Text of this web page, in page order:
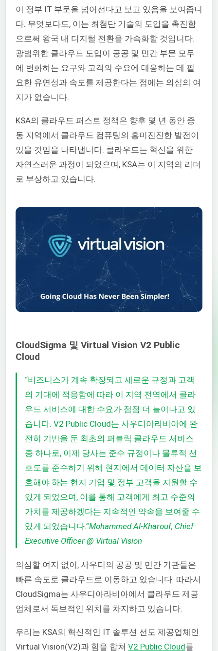
이 정부 IT 부문을 넘어선다고 보고 있음을 보여줍니
다. 무엇보다도, 이는 최첨단 기술의 도입을 촉진함
으로써 왕국 내 디지털 전환을 가속화할 것입니다.
광범위한 클라우드 도입이 공공 및 민간 부문 모두
에 변화하는 요구와 고객의 수요에 대응하는 데 필
요한 유연성과 속도를 제공한다는 점에는 의심의 여
지가 없습니다.
KSA의 클라우드 퍼스트 정책은 향후 몇 년 동안 중
동 지역에서 클라우드 컴퓨팅의 흥미진진한 발전이
있을 것임을 나타냅니다. 클라우드는 혁신을 위한
자연스러운 과정이 되었으며, KSA는 이 지역의 리더
로 부상하고 있습니다.
CloudSigma 및 Virtual Vision V2 Public
Cloud
“비즈니스가 계속 확장되고 새로운 규정과 고객
의 기대에 적응함에 따라 이 지역 전역에서 클라
우드 서비스에 대한 수요가 점점 더 늘어나고 있
습니다. V2 Public Cloud는 사우디아라비아에 완
전히 기반을 둔 최초의 퍼블릭 클라우드 서비스
중 하나로, 이제 당사는 준수 규정이나 물류적 선
호도를 준수하기 위해 현지에서 데이터 자산을 보
호해야 하는 현지 기업 및 정부 고객을 지원할 수
있게 되었으며, 이를 통해 고객에게 최고 수준의
가치를 제공하겠다는 지속적인 약속을 보여줄 수
있게 되었습니다.”Mohammed Al-Kharouf, Chief
Executive Officer @ Virtual Vision
의심할 여지 없이, 사우디의 공공 및 민간 기관들은
빠른 속도로 클라우드로 이동하고 있습니다. 따라서
CloudSigma는 사우디아라비아에서 클라우드 제공
업체로서 독보적인 위치를 차지하고 있습니다.
우리는 KSA의 혁신적인 IT 솔루션 선도 제공업체인
Virtual Vision(V2)과 힘을 합쳐 V2 Public Cloud를